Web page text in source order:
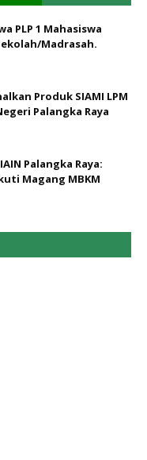
PLP 1 Mahasiswa
Madrasah.
Produk SIAMI LPM
Palangka Raya
Palangka Raya:
Magang MBKM